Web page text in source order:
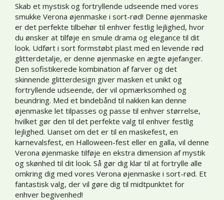
Skab et mystisk og fortryllende udseende med vores
smukke Verona øjenmaske i sort-rød! Denne øjenmaske
er det perfekte tilbehør til enhver festlig lejlighed, hvor
du ønsker at tilføje en smule drama og elegance til dit
look. Udført i sort formstøbt plast med en levende rød
glitterdetalje, er denne øjenmaske en ægte øjefanger.
Den sofistikerede kombination af farver og det
skinnende glitterdesign giver masken et unikt og
fortryllende udseende, der vil opmærksomhed og
beundring. Med et bindebånd til nakken kan denne
øjenmaske let tilpasses og passe til enhver størrelse,
hvilket gør den til det perfekte valg til enhver festlig
lejlighed. Uanset om det er til en maskefest, en
karnevalsfest, en Halloween-fest eller en galla, vil denne
Verona øjenmaske tilføje en ekstra dimension af mystik
og skønhed til dit look. Så gør dig klar til at fortrylle alle
omkring dig med vores Verona øjenmaske i sort-rød. Et
fantastisk valg, der vil gøre dig til midtpunktet for
enhver begivenhed!